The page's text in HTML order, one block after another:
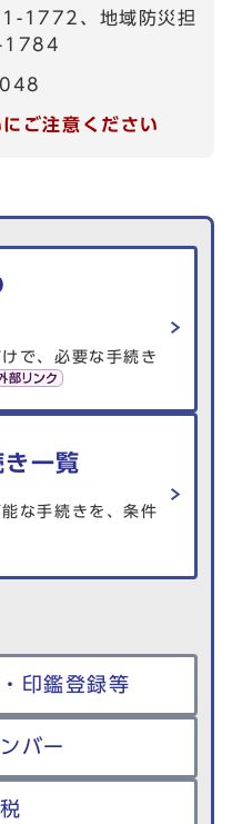
1772、地域防災担
1784
ご注意ください
で、必要な手続き
一覧
な手続きを、条件
印鑑登録等
バー